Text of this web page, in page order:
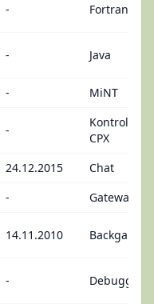
- Fortran
- Java
- MiNT
-
CPX
24.12.2015
Chat
-
Gateways
14.11.2010
- Debugger